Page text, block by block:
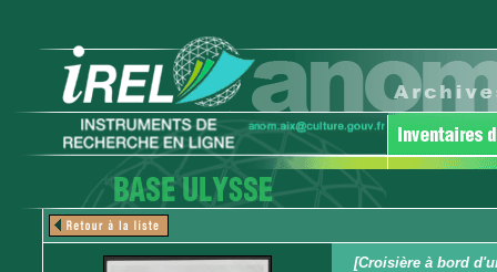
[Croisière à bord